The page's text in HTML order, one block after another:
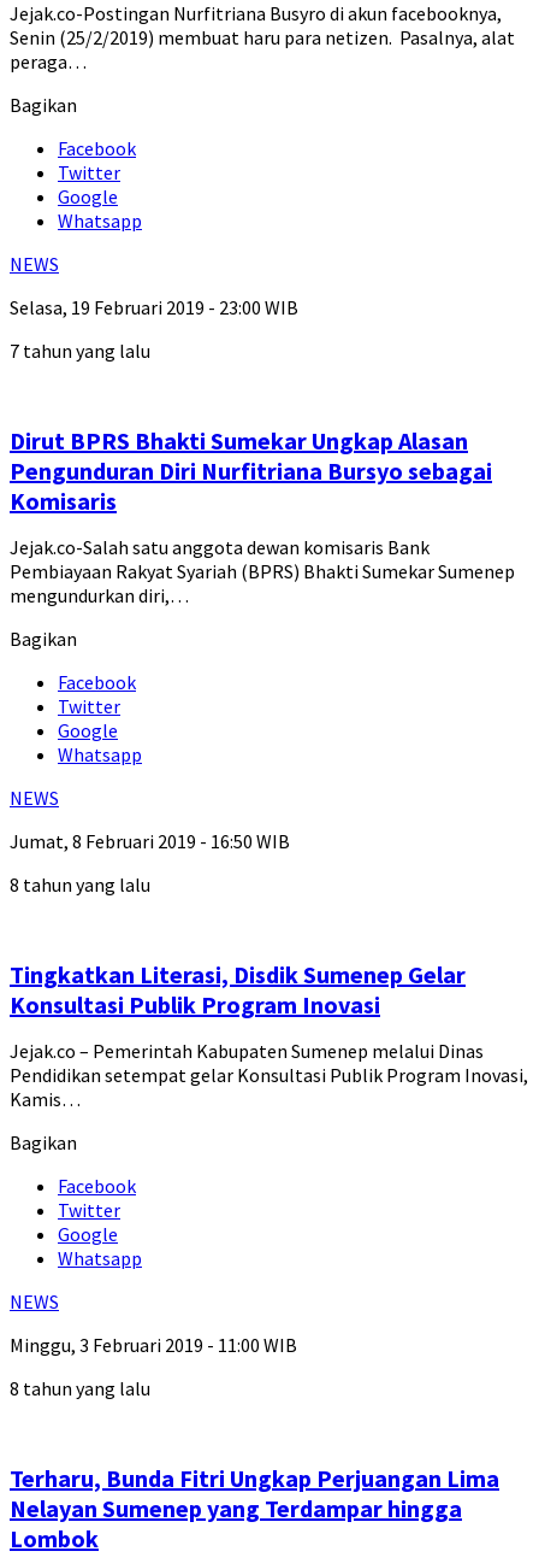
Jejak.co-Postingan Nurfitriana Busyro di akun facebooknya,
Senin (25/2/2019) membuat haru para netizen. Pasalnya, alat
peraga…
Bagikan
Facebook
Twitter
Google
Whatsapp
NEWS
Selasa, 19 Februari 2019 - 23:00 WIB
7 tahun yang lalu
Dirut BPRS Bhakti Sumekar Ungkap Alasan
Pengunduran Diri Nurfitriana Bursyo sebagai
Komisaris
Jejak.co-Salah satu anggota dewan komisaris Bank
Pembiayaan Rakyat Syariah (BPRS) Bhakti Sumekar Sumenep
mengundurkan diri,…
Bagikan
Facebook
Twitter
Google
Whatsapp
NEWS
Jumat, 8 Februari 2019 - 16:50 WIB
8 tahun yang lalu
Tingkatkan Literasi, Disdik Sumenep Gelar
Konsultasi Publik Program Inovasi
Jejak.co – Pemerintah Kabupaten Sumenep melalui Dinas
Pendidikan setempat gelar Konsultasi Publik Program Inovasi,
Kamis…
Bagikan
Facebook
Twitter
Google
Whatsapp
NEWS
Minggu, 3 Februari 2019 - 11:00 WIB
8 tahun yang lalu
Terharu, Bunda Fitri Ungkap Perjuangan Lima
Nelayan Sumenep yang Terdampar hingga
Lombok